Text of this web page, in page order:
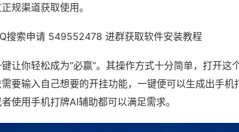
规渠道获取使用。
搜索申请 549552478 进群获取软件安装教程
让你轻松成为“必赢”。其操作方式十分简单，打开这
要输入自己想要的开挂功能，一键便可以生成出手机
使用手机打牌AI辅助都可以满足需求。